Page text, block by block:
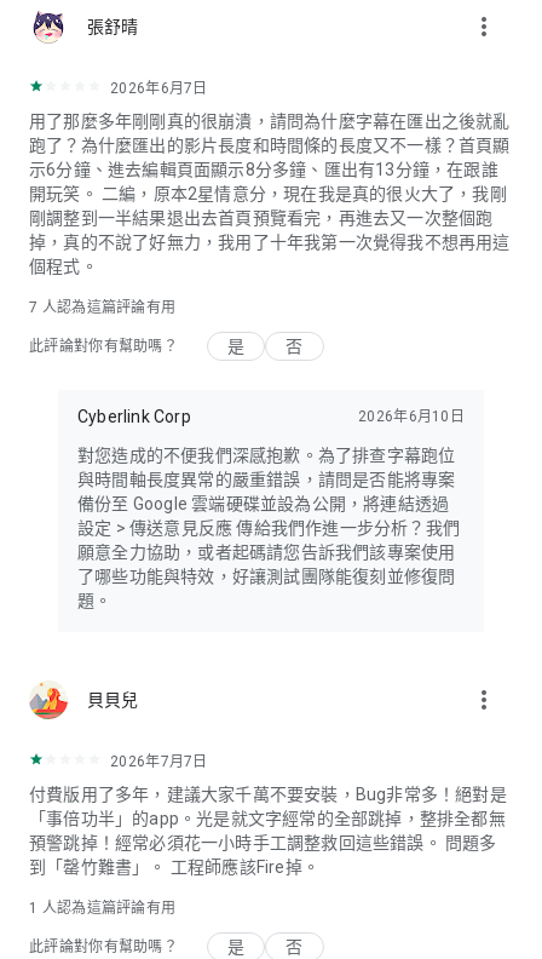
張舒晴 more_vert
2026年6月7日
用了那麼多年剛剛真的很崩潰，請問為什麼字幕在匯出之後就亂
跑了？為什麼匯出的影片長度和時間條的長度又不一樣？首頁顯
示6分鐘、進去編輯頁面顯示8分多鐘、匯出有13分鐘，在跟誰
開玩笑。 二編，原本2星情意分，現在我是真的很火大了，我剛
剛調整到一半結果退出去首頁預覽看完，再進去又一次整個跑
掉，真的不說了好無力，我用了十年我第一次覺得我不想再用這
個程式。
7 人認為這篇評論有用
此評論對你有幫助嗎？ 是 否
Cyberlink Corp 2026年6月10日
對您造成的不便我們深感抱歉。為了排查字幕跑位
與時間軸長度異常的嚴重錯誤，請問是否能將專案
備份至 Google 雲端硬碟並設為公開，將連結透過
設定 > 傳送意見反應 傳給我們作進一步分析？我們
願意全力協助，或者起碼請您告訴我們該專案使用
了哪些功能與特效，好讓測試團隊能復刻並修復問
題。
貝貝兒 more_vert
2026年7月7日
付費版用了多年，建議大家千萬不要安裝，Bug非常多！絕對是
「事倍功半」的app。光是就文字經常的全部跳掉，整排全都無
預警跳掉！經常必須花一小時手工調整救回這些錯誤。 問題多
到「罄竹難書」。 工程師應該Fire掉。
1 人認為這篇評論有用
此評論對你有幫助嗎？ 是 否